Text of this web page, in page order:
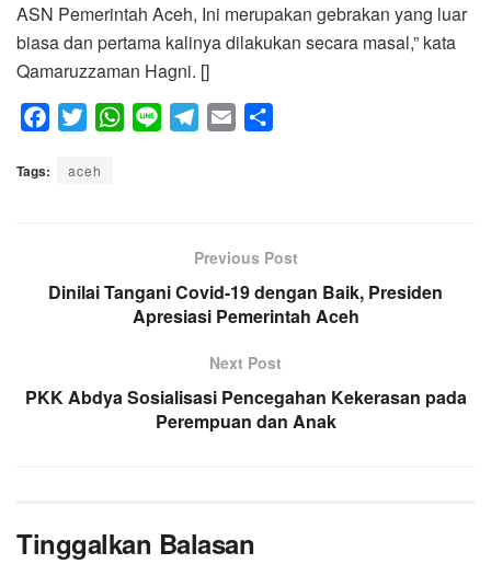
ASN Pemerintah Aceh, Ini merupakan gebrakan yang luar
biasa dan pertama kalinya dilakukan secara masal,” kata
Qamaruzzaman Hagni. []
o
i
r
W
p
p
r
a
m
Tags: aceh
Previous Post
Dinilai Tangani Covid-19 dengan Baik, Presiden
Apresiasi Pemerintah Aceh
Next Post
PKK Abdya Sosialisasi Pencegahan Kekerasan pada
Perempuan dan Anak
Tinggalkan Balasan